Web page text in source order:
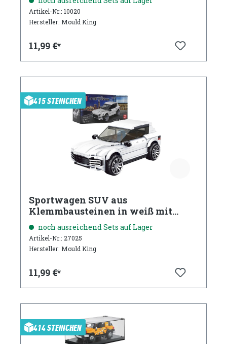
Artikel-Nr.: 10020
Hersteller: Mould King
11,99 €*
415 STEINCHEN
Sportwagen SUV aus
Klemmbausteinen in weiß mit
Acryl Vitrine
noch ausreichend Sets auf Lager
Artikel-Nr.: 27025
Hersteller: Mould King
11,99 €*
414 STEINCHEN